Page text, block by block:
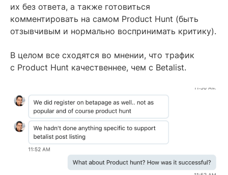
их без ответа, а также готовиться
комментировать на самом Product Hunt (быть
отзывчивым и нормально воспринимать критику).
В целом все сходятся во мнении, что трафик
с Product Hunt качественнее, чем с Betalist.